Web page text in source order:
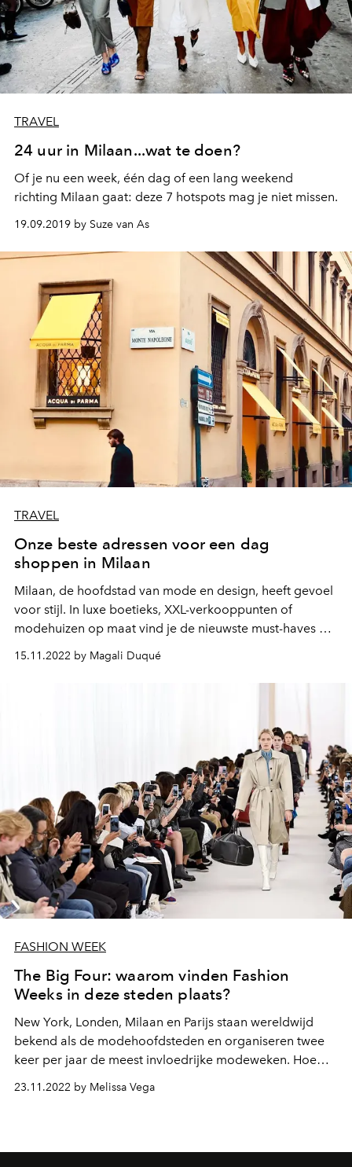
TRAVEL
24 uur in Milaan...wat te doen?
Of je nu een week, één dag of een lang weekend
richting Milaan gaat: deze 7 hotspots mag je niet missen.
19.09.2019 by Suze van As
TRAVEL
Onze beste adressen voor een dag
shoppen in Milaan
Milaan, de hoofdstad van mode en design, heeft gevoel
voor stijl. In luxe boetieks, XXL-verkooppunten of
modehuizen op maat vind je de nieuwste must-haves en
andere unieke accessoires waar alleen de Italianen het
geheim van kennen. Onze beste adressen voor een
15.11.2022 by Magali Duqué
FASHION WEEK
The Big Four: waarom vinden Fashion
Weeks in deze steden plaats?
New York, Londen, Milaan en Parijs staan wereldwijd
bekend als de modehoofdsteden en organiseren twee
keer per jaar de meest invloedrijke modeweken. Hoewel
veel grote steden hun eigen evenementen hebben die
gewijd zijn aan de industrie, wacht elke modeliefhebber
aangewezen 'Big Four of Fashion'.
23.11.2022 by Melissa Vega